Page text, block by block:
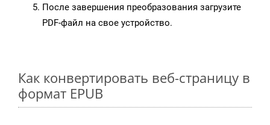
После завершения преобразования загрузите
PDF-файл на свое устройство.
Как конвертировать веб-страницу в
формат EPUB